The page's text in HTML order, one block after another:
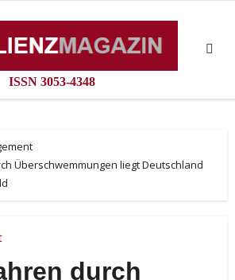
ISSN 3053-4348
Überschwemmungen liegt Deutschland
durch